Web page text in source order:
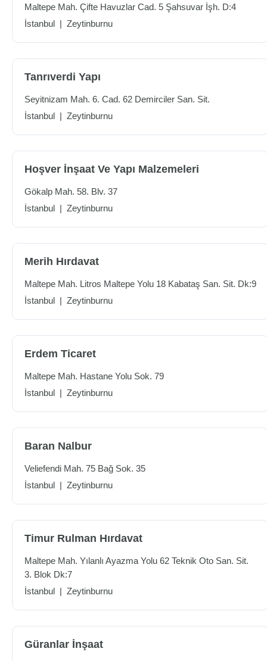
Maltepe Mah. Çifte Havuzlar Cad. 5 Şahsuvar İşh. D:4
İstanbul | Zeytinburnu
Tanrıverdi Yapı
Seyitnizam Mah. 6. Cad. 62 Demirciler San. Sit.
İstanbul | Zeytinburnu
Hoşver İnşaat Ve Yapı Malzemeleri
Gökalp Mah. 58. Blv. 37
İstanbul | Zeytinburnu
Merih Hırdavat
Maltepe Mah. Litros Maltepe Yolu 18 Kabataş San. Sit. Dk:9
İstanbul | Zeytinburnu
Erdem Ticaret
Maltepe Mah. Hastane Yolu Sok. 79
İstanbul | Zeytinburnu
Baran Nalbur
Veliefendi Mah. 75 Bağ Sok. 35
İstanbul | Zeytinburnu
Timur Rulman Hırdavat
Maltepe Mah. Yılanlı Ayazma Yolu 62 Teknik Oto San. Sit.
3. Blok Dk:7
İstanbul | Zeytinburnu
Güranlar İnşaat